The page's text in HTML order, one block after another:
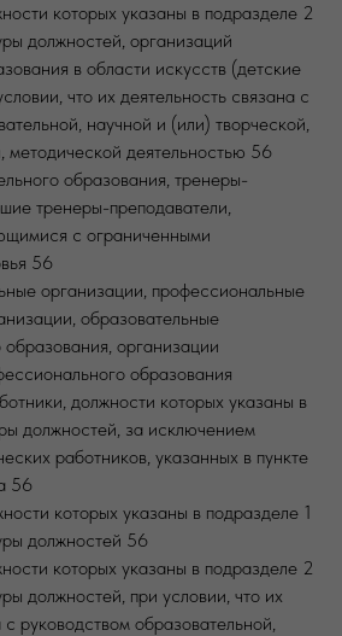
которых указаны в подразделе 2
должностей, организаций
в области искусств (детские
что их деятельность связана с
научной и (или) творческой,
методической деятельностью 56
образования, тренеры-
тренеры-преподаватели,
с ограниченными
56
организации, профессиональные
образовательные
организации
образования
должности которых указаны в
должностей, за исключением
работников, указанных в пункте
56
которых указаны в подразделе 1
должностей 56
которых указаны в подразделе 2
должностей, при условии, что их
с руководством образовательной,